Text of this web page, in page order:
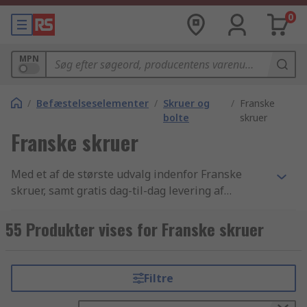
0
MPN
/ Befæstelseselementer / Skruer og
bolte
/ Franske
skruer
Franske skruer
Med et af de største udvalg indenfor Franske
skruer, samt gratis dag-til-dag levering af
komponenter, for ikke at nævne en betryggende
forpligtigelse til kvalitet, er det intet under at
handler online hos RS. På vores hjemmeside kan
du sortere resultaterne af din søgning efter
55 Produkter vises for Franske skruer
Filtre